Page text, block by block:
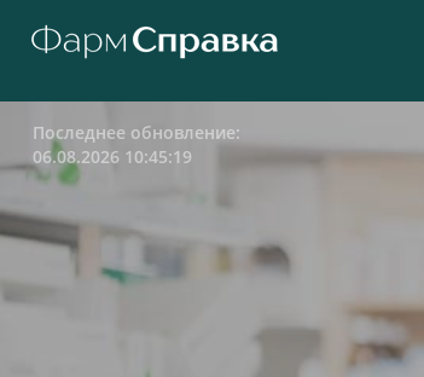
Последнее обновление:
06.08.2026 10:45:19